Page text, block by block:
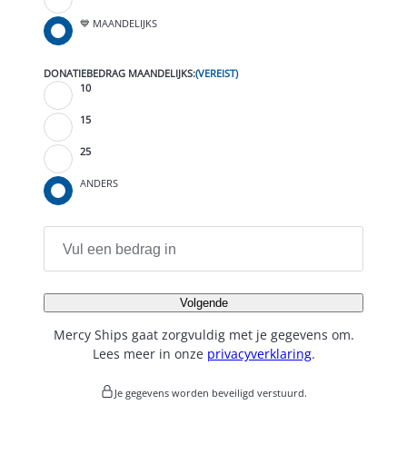
💙 MAANDELIJKS
DONATIEBEDRAG MAANDELIJKS:(VEREIST)
10
15
25
ANDERS
I
O
N
Volgende
Mercy Ships gaat zorgvuldig met je gegevens om.
Lees meer in onze privacyverklaring.
Je gegevens worden beveiligd verstuurd.